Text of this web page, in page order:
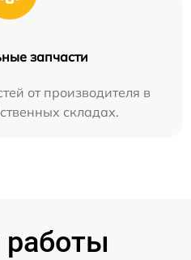
запчасти
от производителя в
складах.